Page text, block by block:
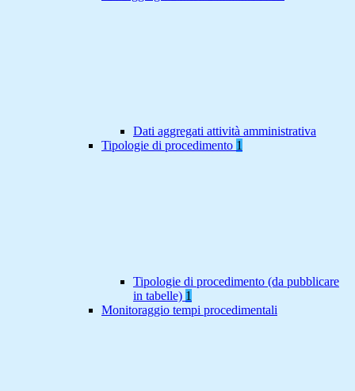
Dati aggregati attività amministrativa
Tipologie di procedimento 1
Tipologie di procedimento (da pubblicare
in tabelle) 1
Monitoraggio tempi procedimentali